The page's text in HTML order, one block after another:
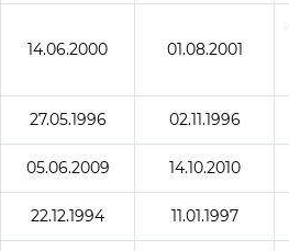
14.06.2000 01.08.2001
27.05.1996 02.11.1996
05.06.2009 14.10.2010
22.12.1994 11.01.1997